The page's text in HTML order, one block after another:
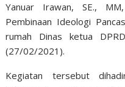
Yanuar Irawan, SE.,
Pembinaan Ideologi
rumah Dinas ketua
(27/02/2021).
Kegiatan tersebut